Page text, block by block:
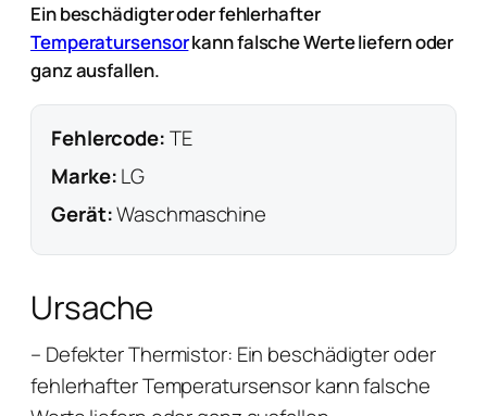
Ein beschädigter oder fehlerhafter
Temperatursensorkann falsche Werte liefern oder
ganz ausfallen.
Fehlercode:TE
Marke:LG
Gerät:Waschmaschine
Ursache
– Defekter Thermistor: Ein beschädigter oder
fehlerhafter Temperatursensor kann falsche